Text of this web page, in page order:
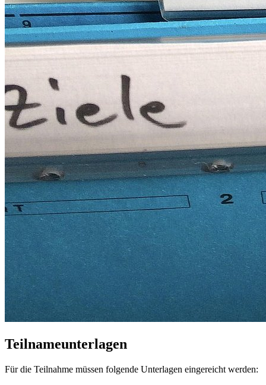
Teilnameunterlagen
Für die Teilnahme müssen folgende Unterlagen eingereicht werden: